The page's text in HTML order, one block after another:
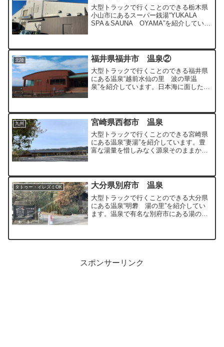
大型トラックで行くことのできる栃木県
小山市にあるスーパー銭湯“YUKALA
SPA＆SAUNA OYAMA”を紹介していま
浴施設です。
北陸 福井県福井市 温泉②
大型トラックで行くことのできる福井県
にある温泉“越前水仙の里 波の華温
泉”を紹介しています。日本海に面した場
九州 宮崎県西都市 温泉
大型トラックで行くことのできる宮崎県
にある温泉“妻湯”を紹介しています。豊
富な湯量を惜しみなく源泉そのままかけ
タトゥー・イレズミOK 大分県別府市 温泉
大型トラックで行くことのできる大分県
にある温泉“明礬 湯の里”を紹介してい
ます。温泉で有名な別府市にある湯の花
スポンサーリンク